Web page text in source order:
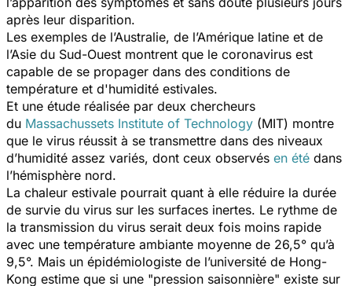
après leur disparition.
Les exemples de l’Australie, de l’Amérique latine et de
l’Asie du Sud-Ouest montrent que le coronavirus est
capable de se propager dans des conditions de
température et d'humidité estivales.
Et une étude réalisée par deux chercheurs
du Massachussets Institute of Technology (MIT) montre
que le virus réussit à se transmettre dans des niveaux
d’humidité assez variés, dont ceux observés en été dans
l’hémisphère nord.
La chaleur estivale pourrait quant à elle réduire la durée
de survie du virus sur les surfaces inertes. Le rythme de
la transmission du virus serait deux fois moins rapide
avec une température ambiante moyenne de 26,5° qu’à
9,5°. Mais un épidémiologiste de l’université de Hong-
Kong estime que si une "pression saisonnière" existe sur